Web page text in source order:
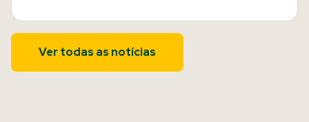
Ver todas as notícias